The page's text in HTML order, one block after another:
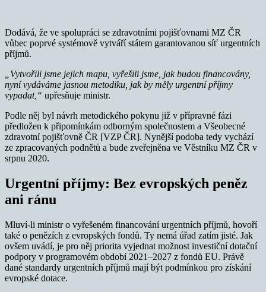
Dodává, že ve spolupráci se zdravotními pojišťovnami MZ ČR
vůbec poprvé systémově vytváří státem garantovanou síť urgentních
příjmů.
„Vytvořili jsme jejich mapu, vyřešili jsme, jak budou financovány,
nyní vydáváme jasnou metodiku, jak by měly urgentní příjmy
vypadat,“ upřesňuje ministr.
Podle něj byl návrh metodického pokynu již v přípravné fázi
předložen k připomínkám odborným společnostem a Všeobecné
zdravotní pojišťovně ČR [VZP ČR]. Nynější podoba tedy vychází
ze zpracovaných podnětů a bude zveřejněna ve Věstníku MZ ČR v
srpnu 2020.
Urgentní příjmy: Bez evropských peněz
ani ránu
Mluví-li ministr o vyřešeném financování urgentních příjmů, hovoří
také o penězích z evropských fondů. Ty nemá úřad zatím jisté. Jak
ovšem uvádí, je pro něj priorita vyjednat možnost investiční dotační
podpory v programovém období 2021–2027 z fondů EU. Právě
dané standardy urgentních příjmů mají být podmínkou pro získání
evropské dotace.